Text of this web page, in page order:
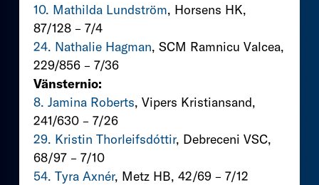
10. Mathilda Lundström, Horsens HK,
87/128 – 7/4
24. Nathalie Hagman, SCM Ramnicu Valcea,
229/856 – 7/36
Vänsternio:
8. Jamina Roberts, Vipers Kristiansand,
241/630 – 7/26
29. Kristin Thorleifsdóttir, Debreceni VSC,
68/97 – 7/10
54. Tyra Axnér, Metz HB, 42/69 – 7/12